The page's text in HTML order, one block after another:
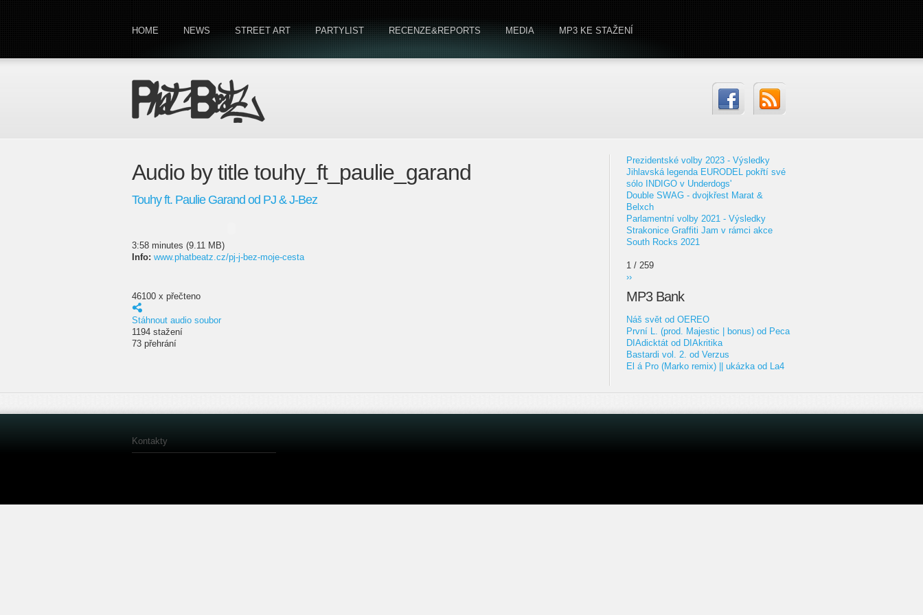
HOME NEWS STREET ART PARTYLIST RECENZE&REPORTS MEDIA MP3 KE STAŽENÍ
Audio by title touhy_ft_paulie_garand
Touhy ft. Paulie Garand od PJ & J-Bez
3:58 minutes (9.11 MB)
Info: www.phatbeatz.cz/pj-j-bez-moje-cesta
46100 x přečteno
Stáhnout audio soubor
1194 stažení
73 přehrání
Prezidentské volby 2023 - Výsledky
Jihlavská legenda EURODEL pokřtí své
sólo INDIGO v Underdogs'
Double SWAG - dvojkřest Marat &
Belxch
Parlamentní volby 2021 - Výsledky
Strakonice Graffiti Jam v rámci akce
South Rocks 2021
1 / 259
››
MP3 Bank
Náš svět od OEREO
První L. (prod. Majestic | bonus) od Peca
DIAdicktát od DIAkritika
Bastardi vol. 2. od Verzus
El á Pro (Marko remix) || ukázka od La4
Kontakty